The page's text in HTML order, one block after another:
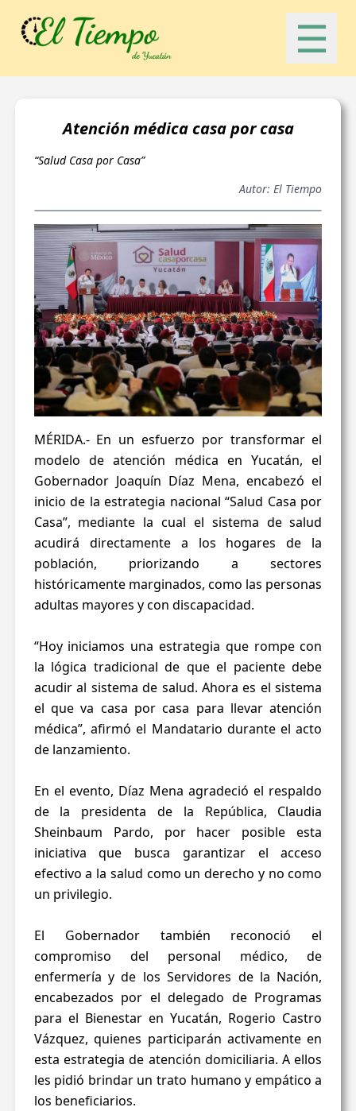
☰
Atención médica casa por casa
“Salud Casa por Casa”
Autor: El Tiempo
MÉRIDA.- En un esfuerzo por transformar el
modelo de atención médica en Yucatán, el
Gobernador Joaquín Díaz Mena, encabezó el
inicio de la estrategia nacional “Salud Casa por
Casa”, mediante la cual el sistema de salud
acudirá directamente a los hogares de la
población, priorizando a sectores
históricamente marginados, como las personas
adultas mayores y con discapacidad.
“Hoy iniciamos una estrategia que rompe con
la lógica tradicional de que el paciente debe
acudir al sistema de salud. Ahora es el sistema
el que va casa por casa para llevar atención
médica”, afirmó el Mandatario durante el acto
de lanzamiento.
En el evento, Díaz Mena agradeció el respaldo
de la presidenta de la República, Claudia
Sheinbaum Pardo, por hacer posible esta
iniciativa que busca garantizar el acceso
efectivo a la salud como un derecho y no como
un privilegio.
El Gobernador también reconoció el
compromiso del personal médico, de
enfermería y de los Servidores de la Nación,
encabezados por el delegado de Programas
para el Bienestar en Yucatán, Rogerio Castro
Vázquez, quienes participarán activamente en
esta estrategia de atención domiciliaria. A ellos
les pidió brindar un trato humano y empático a
los beneficiarios.